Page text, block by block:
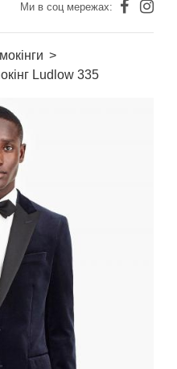
Ми в соц мережах:
Ludlow 335